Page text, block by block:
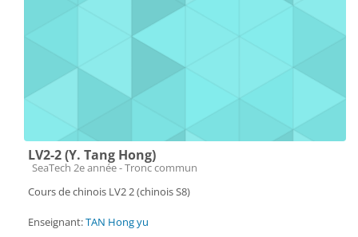
LV2-2 (Y. Tang Hong)
Catégorie de cours
SeaTech 2e année - Tronc commun
Cours de chinois LV2 2 (chinois S8)
Enseignant:TAN Hong yu